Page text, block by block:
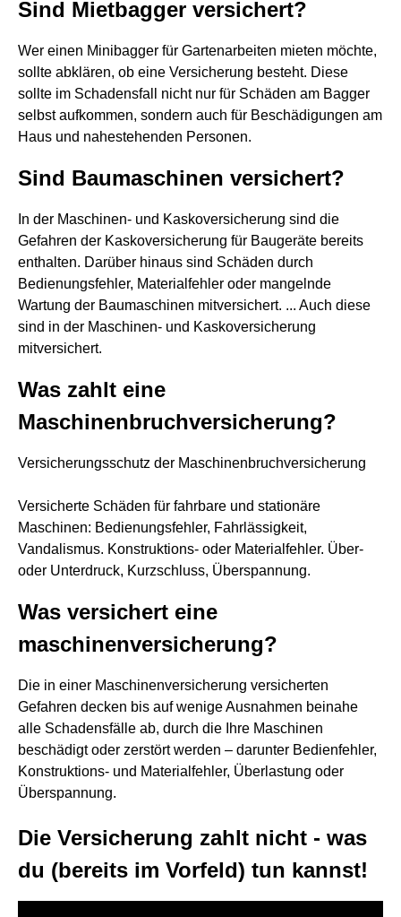
Sind Mietbagger versichert?
Wer einen Minibagger für Gartenarbeiten mieten möchte,
sollte abklären, ob eine Versicherung besteht. Diese
sollte im Schadensfall nicht nur für Schäden am Bagger
selbst aufkommen, sondern auch für Beschädigungen am
Haus und nahestehenden Personen.
Sind Baumaschinen versichert?
In der Maschinen- und Kaskoversicherung sind die
Gefahren der Kaskoversicherung für Baugeräte bereits
enthalten. Darüber hinaus sind Schäden durch
Bedienungsfehler, Materialfehler oder mangelnde
Wartung der Baumaschinen mitversichert. ... Auch diese
sind in der Maschinen- und Kaskoversicherung
mitversichert.
Was zahlt eine
Maschinenbruchversicherung?
Versicherungsschutz der Maschinenbruchversicherung
Versicherte Schäden für fahrbare und stationäre
Maschinen: Bedienungsfehler, Fahrlässigkeit,
Vandalismus. Konstruktions- oder Materialfehler. Über-
oder Unterdruck, Kurzschluss, Überspannung.
Was versichert eine
maschinenversicherung?
Die in einer Maschinenversicherung versicherten
Gefahren decken bis auf wenige Ausnahmen beinahe
alle Schadensfälle ab, durch die Ihre Maschinen
beschädigt oder zerstört werden – darunter Bedienfehler,
Konstruktions- und Materialfehler, Überlastung oder
Überspannung.
Die Versicherung zahlt nicht - was
du (bereits im Vorfeld) tun kannst!